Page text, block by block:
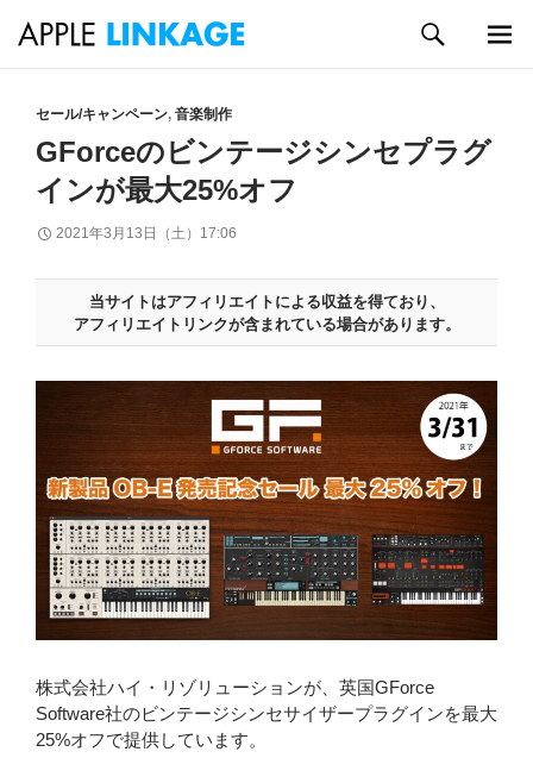
索
セール/キャンペーン, 音楽制作
GForceのビンテージシンセプラグ
インが最大25%オフ
2021年3月13日（土）17:06
当サイトはアフィリエイトによる収益を得ており、
アフィリエイトリンクが含まれている場合があります。
株式会社ハイ・リゾリューションが、英国GForce
Software社のビンテージシンセサイザープラグインを最大
25%オフで提供しています。